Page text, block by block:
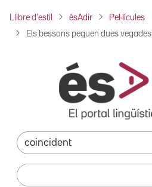
Llibre d'estil ésAdir Pel·lícules
Els bessons peguen dues vegades